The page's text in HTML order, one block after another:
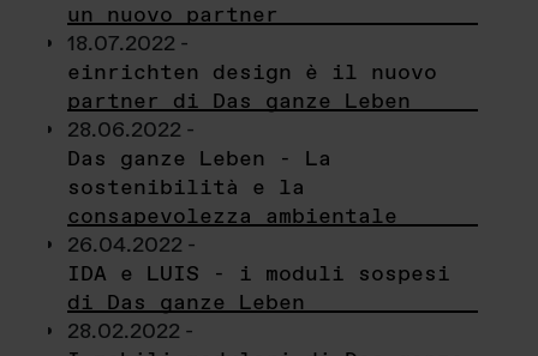
un nuovo partner
18.07.2022 -
einrichten design è il nuovo
partner di Das ganze Leben
28.06.2022 -
Das ganze Leben - La
sostenibilità e la
consapevolezza ambientale
26.04.2022 -
IDA e LUIS - i moduli sospesi
di Das ganze Leben
28.02.2022 -